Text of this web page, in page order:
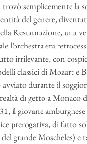
semplicemente la
del genere,
Restaurazione, una
l’orchestra era
irrilevante, con
classici di Mozart e
avviato durante il
di getto a Monaco
il giovane amburghese
prerogativa, di fatto
grande Moscheles) e